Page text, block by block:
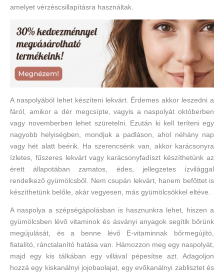
amelyet vérzéscsillapításra használtak.
A naspolyából lehet készíteni lekvárt. Érdemes akkor leszedni a
fáról, amikor a dér megcsípte, vagyis a naspolyát októberben
vagy novemberben lehet szüretelni. Ezután ki kell teríteni egy
nagyobb helyiségben, mondjuk a padláson, ahol néhány nap
vagy hét alatt beérik. Ha szerencsénk van, akkor karácsonyra
ízletes, fűszeres lekvárt vagy karácsonyfadíszt készíthetünk az
érett állapotában zamatos, édes, jellegzetes ízvilággal
rendelkező gyümölcsből. Nem csupán lekvárt, hanem befőttet is
készíthetünk belőle, akár vegyesen, más gyümölcsökkel eltéve.
A naspolya a szépségápolásban is hasznunkra lehet, hiszen a
gyümölcsben lévő vitaminok és ásványi anyagok segítik bőrünk
megújulását, és a benne lévő E-vitaminnak bőrmegújító,
fiatalító, ránctalanító hatása van. Hámozzon meg egy naspolyát,
majd egy kis tálkában egy villával pépesítse azt. Adagoljon
hozzá egy kiskanálnyi jojobaolajat, egy evőkanálnyi zablisztet és